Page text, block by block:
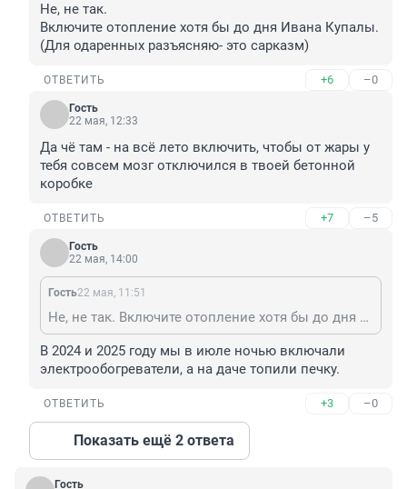
Не, не так.
Включите отопление хотя бы до дня Ивана Купалы.
(Для одаренных разъясняю- это сарказм)
ОТВЕТИТЬ +6 –0
Гость
22 мая, 12:33
Да чё там - на всё лето включить, чтобы от жары у
тебя совсем мозг отключился в твоей бетонной
коробке
ОТВЕТИТЬ +7 –5
Гость
22 мая, 14:00
Гость22 мая, 11:51
Не, не так. Включите отопление хотя бы до дня Ивана Купалы. (Для одаренных разъясняю- это сарказм)
В 2024 и 2025 году мы в июле ночью включали
электрообогреватели, а на даче топили печку.
ОТВЕТИТЬ +3 –0
Показать ещё 2 ответа
Гость